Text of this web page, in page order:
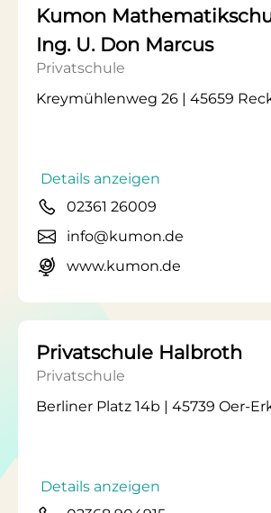
Kumon
Ing. U. Don Marcus
Privatschule
Kreymühlenweg 26 | 45659
Details anzeigen
02361 26009
info@kumon.de
www.kumon.de
Privatschule Halbroth
Privatschule
Berliner Platz 14b | 45739 Oer-
Details anzeigen